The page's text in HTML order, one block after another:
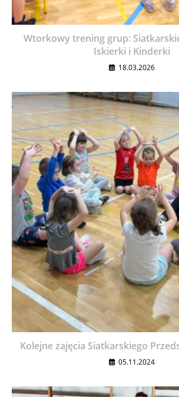
Wtorkowy trening grup:
Iskierki i Kinderki
18.03.2026
Kolejne zajęcia Siatkarskiego
05.11.2024